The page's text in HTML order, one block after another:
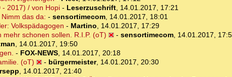
- 2017) / von Hopi- Leserzuschrift, 14.01.2017, 17:21
das da: - sensortimecom, 14.01.2017, 18:01
Volkspädagogen - Martino, 14.01.2017, 17:29
schonen sollen. R.I.P. (oT)
- sensortimecom, 14.01.2017,
, 14.01.2017, 19:50
- FOX-NEWS, 14.01.2017, 20:18
(oT)
- bürgermeister, 14.01.2017, 20:30
, 14.01.2017, 21:40